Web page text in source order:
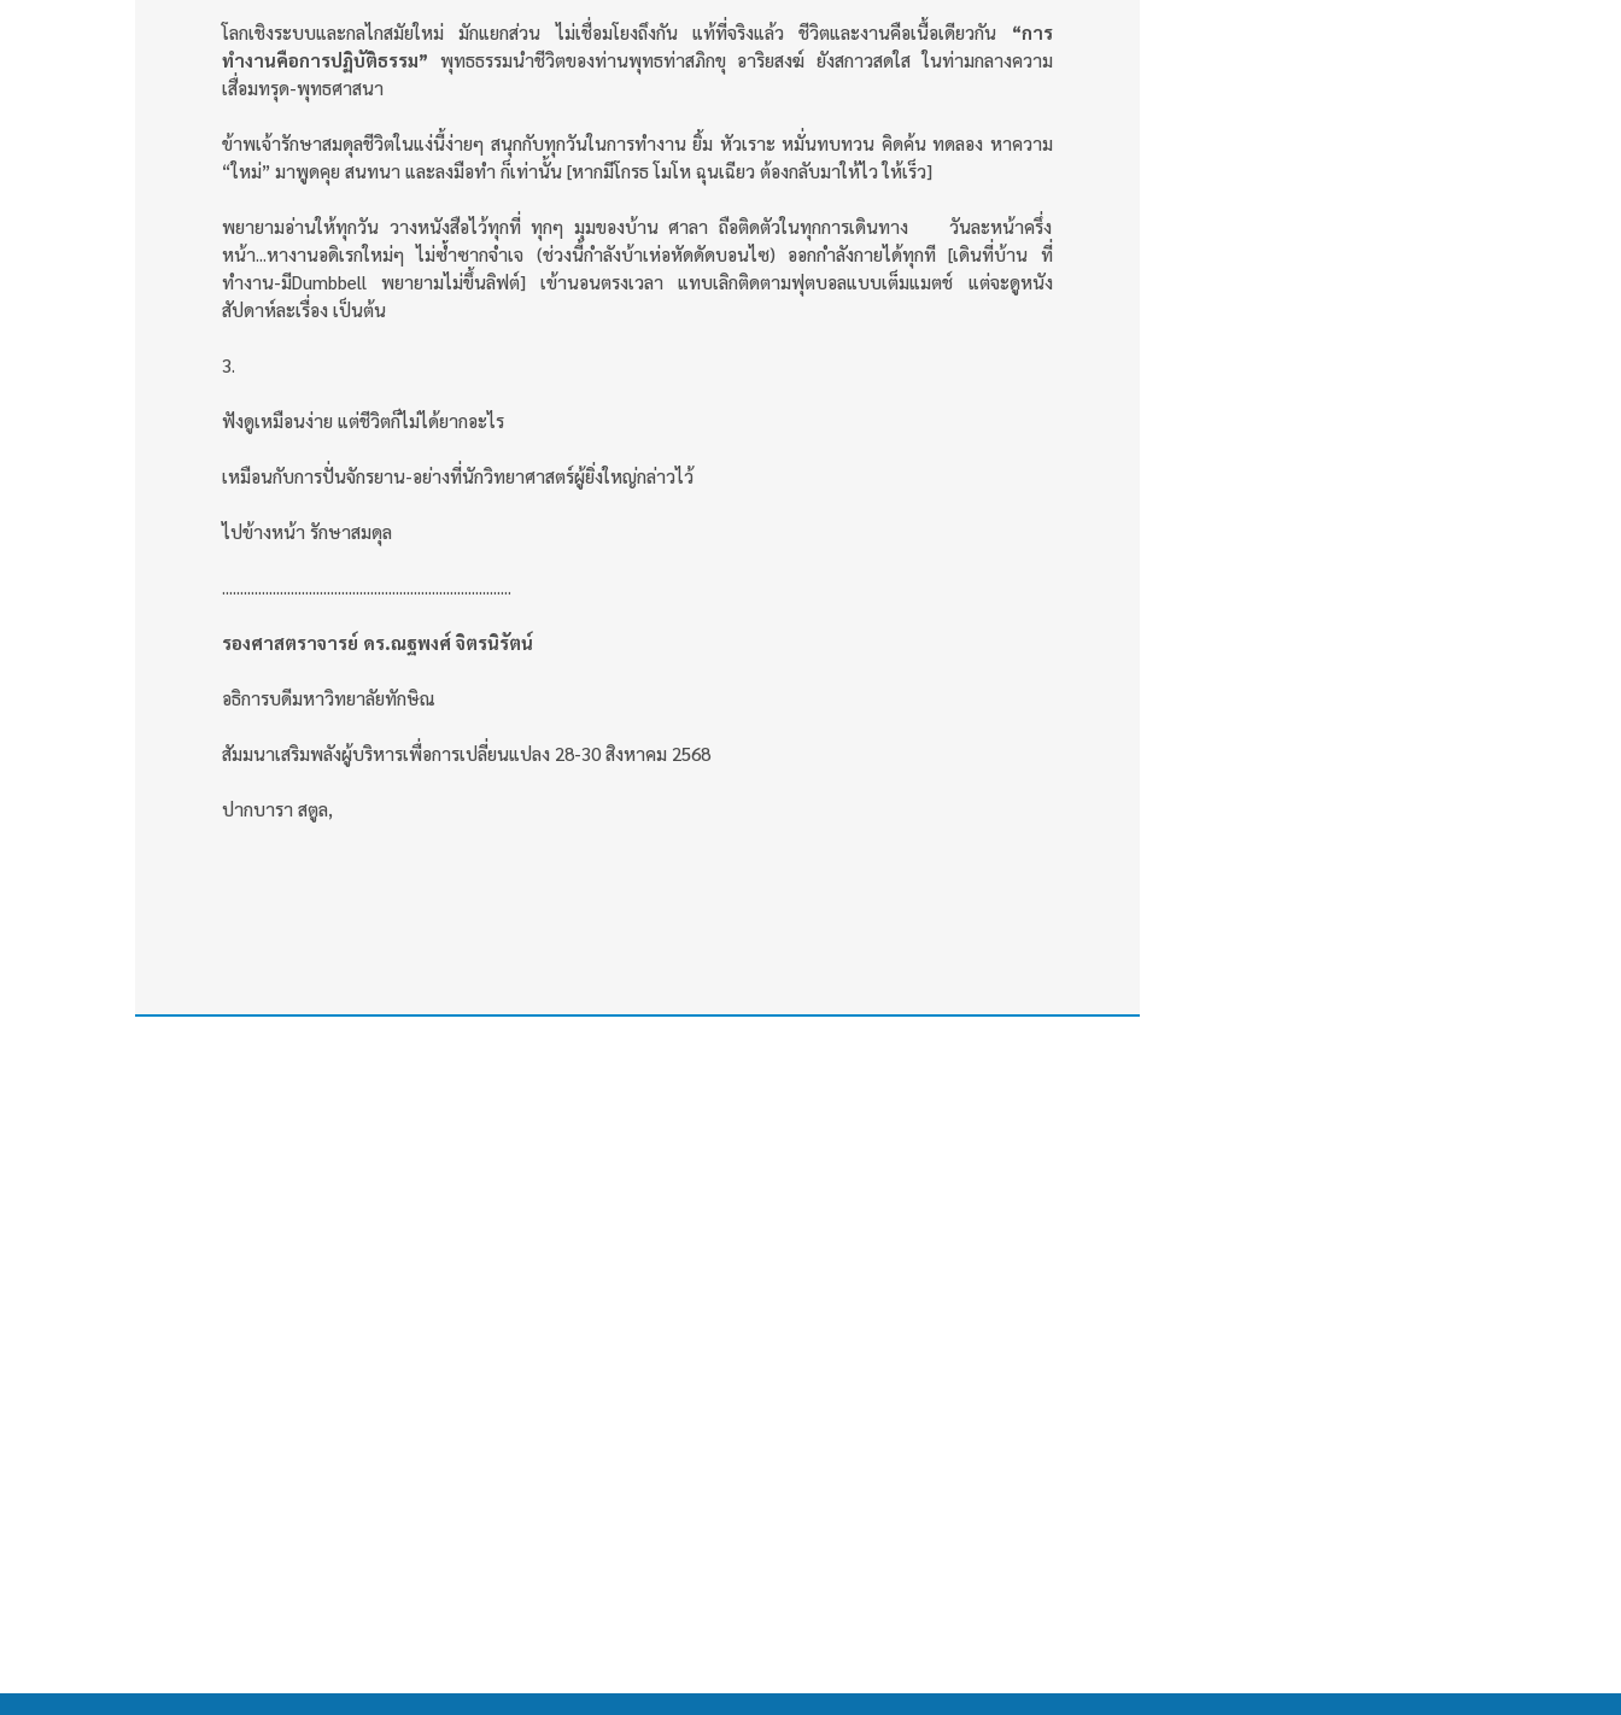
โลกเชิงระบบและกลไกสมัยใหม่ มักแยกส่วน ไม่เชื่อมโยงถึงกัน แท้ที่จริงแล้ว ชีวิตและงานคือเนื้อเดียวกัน “การ
ทำงานคือการปฏิบัติธรรม” พุทธธรรมนำชีวิตของท่านพุทธท่าสภิกขุ อาริยสงฆ์ ยังสกาวสดใส ในท่ามกลางความ
เสื่อมทรุด-พุทธศาสนา
ข้าพเจ้ารักษาสมดุลชีวิตในแง่นี้ง่ายๆ สนุกกับทุกวันในการทำงาน ยิ้ม หัวเราะ หมั่นทบทวน คิดค้น ทดลอง หาความ
“ใหม่” มาพูดคุย สนทนา และลงมือทำ ก็เท่านั้น [หากมีโกรธ โมโห ฉุนเฉียว ต้องกลับมาให้ไว ให้เร็ว]
พยายามอ่านให้ทุกวัน วางหนังสือไว้ทุกที่ ทุกๆ มุมของบ้าน ศาลา ถือติดตัวในทุกการเดินทาง วันละหน้าครึ่ง
หน้า...หางานอดิเรกใหม่ๆ ไม่ซ้ำซากจำเจ (ช่วงนี้กำลังบ้าเห่อหัดดัดบอนไซ) ออกกำลังกายได้ทุกที [เดินที่บ้าน ที่
ทำงาน-มีDumbbell พยายามไม่ขึ้นลิฟต์] เข้านอนตรงเวลา แทบเลิกติดตามฟุตบอลแบบเต็มแมตช์ แต่จะดูหนัง
สัปดาห์ละเรื่อง เป็นต้น
3.
ฟังดูเหมือนง่าย แต่ชีวิตก็ไม่ได้ยากอะไร
เหมือนกับการปั่นจักรยาน-อย่างที่นักวิทยาศาสตร์ผู้ยิ่งใหญ่กล่าวไว้
ไปข้างหน้า รักษาสมดุล
รองศาสตราจารย์ ดร.ณฐพงศ์ จิตรนิรัตน์
อธิการบดีมหาวิทยาลัยทักษิณ
สัมมนาเสริมพลังผู้บริหารเพื่อการเปลี่ยนแปลง 28-30 สิงหาคม 2568
ปากบารา สตูล,